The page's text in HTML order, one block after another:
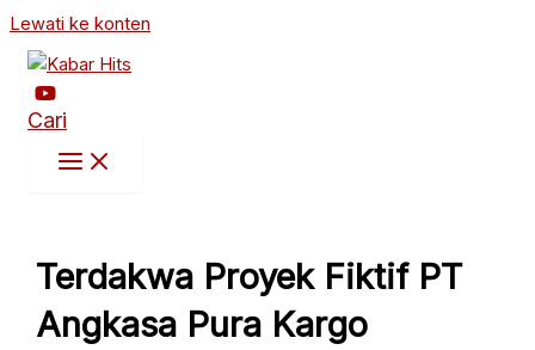
Lewati ke konten
Cari
Terdakwa Proyek Fiktif PT
Angkasa Pura Kargo